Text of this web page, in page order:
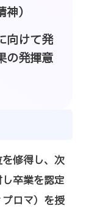
）
向けて発
の発揮意
修得し、次
卒業を認定
ロマ）を授